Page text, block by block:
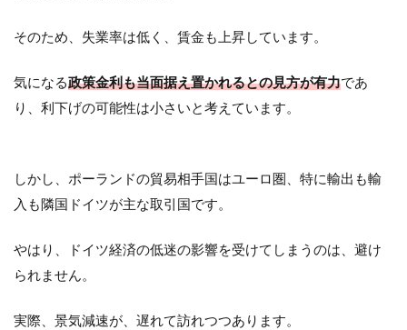
そのため、失業率は低く、賃金も上昇しています。
気になる政策金利も当面据え置かれるとの見方が有力であ
り、利下げの可能性は小さいと考えています。
しかし、ポーランドの貿易相手国はユーロ圏、特に輸出も輸
入も隣国ドイツが主な取引国です。
やはり、ドイツ経済の低迷の影響を受けてしまうのは、避け
られません。
実際、景気減速が、遅れて訪れつつあります。